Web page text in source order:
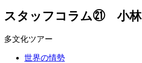
スタッフコラム㉑ 小林
多文化ツアー
世界の情勢